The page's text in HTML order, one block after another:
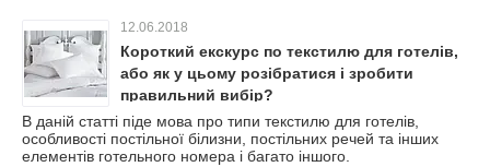
12.06.2018
Короткий екскурс по текстилю для готелів,
або як у цьому розібратися і зробити
правильний вибір?
В даній статті піде мова про типи текстилю для готелів,
особливості постільної білизни, постільних речей та інших
елементів готельного номера і багато іншого.